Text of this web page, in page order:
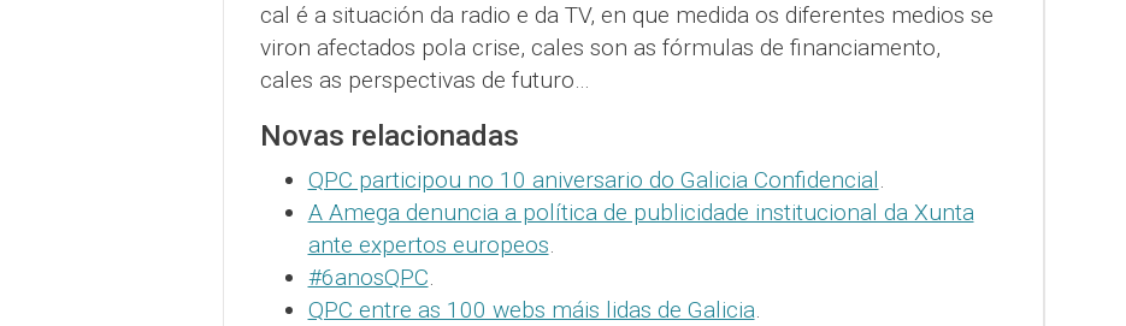
cal é a situación da radio e da TV, en que medida os diferentes medios se
viron afectados pola crise, cales son as fórmulas de financiamento,
cales as perspectivas de futuro…
Novas relacionadas
QPC participou no 10 aniversario do Galicia Confidencial.
A Amega denuncia a política de publicidade institucional da Xunta
ante expertos europeos.
#6anosQPC.
QPC entre as 100 webs máis lidas de Galicia.